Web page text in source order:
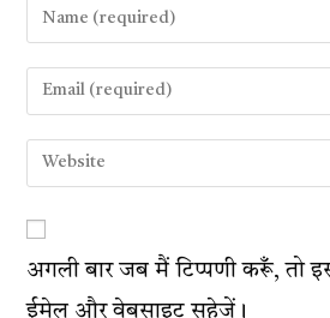
Enter
your
name
or
to
comment
Enter
your
email
address
Enter
your
URL
(optional)
अगली बार जब मैं टिप्पणी करूँ, तो
ईमेल और वेबसाइट सहेजें।